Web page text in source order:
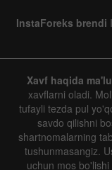
InstaForeks brendi
Xavf haqida
xavflarni oladi.
tufayli tezda pul
savdo qilishni
shartnomalarning
tushunmasangiz.
uchun mos